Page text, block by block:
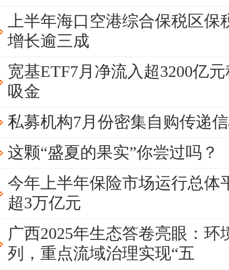
上半年海口空港综合保税区保
增长逾三成
宽基ETF7月净流入超3200亿
吸金
私募机构7月份密集自购传递
这颗“盛夏的果实”你尝过吗？
今年上半年保险市场运行总体
超3万亿元
广西2025年生态答卷亮眼：环
列，重点流域治理实现“五